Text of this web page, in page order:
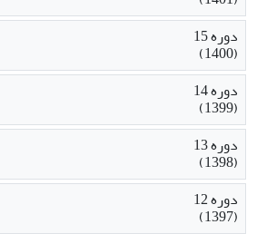
دوره 15
(1400)
دوره 14
(1399)
دوره 13
(1398)
دوره 12
(1397)